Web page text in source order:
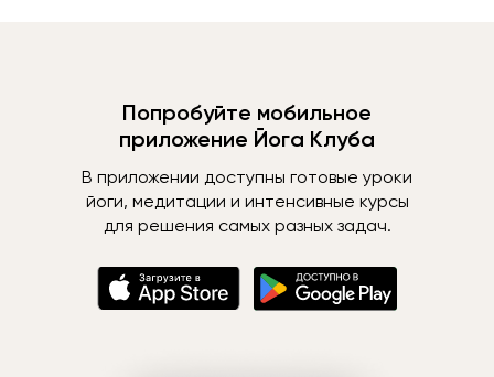
Попробуйте мобильное
приложение Йога Клуба
В приложении доступны готовые уроки
йоги, медитации и интенсивные курсы
для решения самых разных задач.